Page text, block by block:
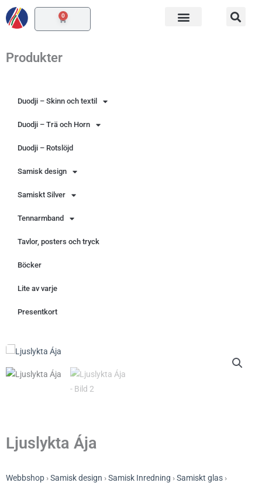
Hoppa
till
0
Varukorg
Produkter
Duodji – Skinn och textil
Duodji – Trä och Horn
Duodji – Rotslöjd
Samisk design
Samiskt Silver
Tennarmband
Tavlor, posters och tryck
Böcker
Lite av varje
Presentkort
Ljuslykta Ája
Webbshop ›Samisk design ›Samisk Inredning ›Samiskt glas ›